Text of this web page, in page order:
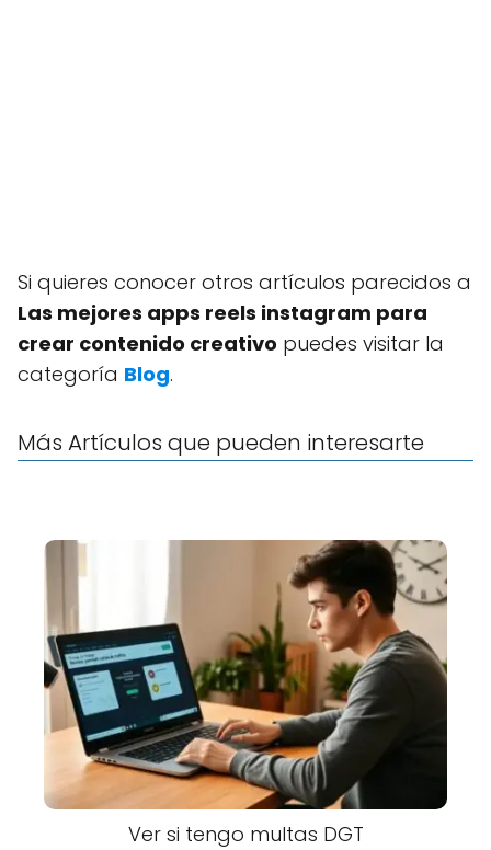
Si quieres conocer otros artículos parecidos a
Las mejores apps reels instagram para
crear contenido creativo puedes visitar la
categoría Blog.
Más Artículos que pueden interesarte
Ver si tengo multas DGT